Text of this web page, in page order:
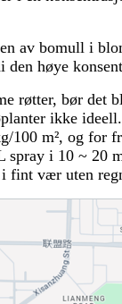
av bomull i
høye
røtter, bør det
ikke
100 m², og for
i 10 ~ 20
i fint vær uten